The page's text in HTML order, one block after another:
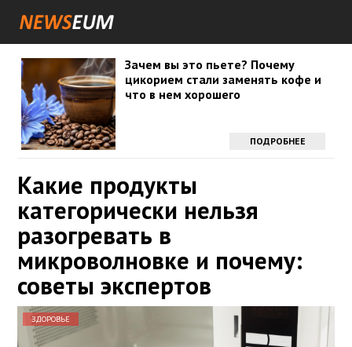
Зачем вы это пьете? Почему
цикорием стали заменять кофе и
что в нем хорошего
ПОДРОБНЕЕ
Какие продукты
категорически нельзя
разогревать в
микроволновке и почему:
советы экспертов
ЗДОРОВЬЕ